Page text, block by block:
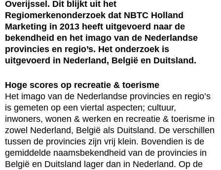
Overijssel. Dit blijkt uit het
Regiomerkenonderzoek dat NBTC Holland
Marketing in 2013 heeft uitgevoerd naar de
bekendheid en het imago van de Nederlandse
provincies en regio’s. Het onderzoek is
uitgevoerd in Nederland, België en Duitsland.
Hoge scores op recreatie & toerisme
Het imago van de Nederlandse provincies en regio’s
is gemeten op een viertal aspecten; cultuur,
inwoners, wonen & werken en recreatie & toerisme in
zowel Nederland, België als Duitsland. De verschillen
tussen de provincies zijn vrij klein. Bovendien is de
gemiddelde naamsbekendheid van de provincies in
België en Duitsland lager dan in Nederland. Op de